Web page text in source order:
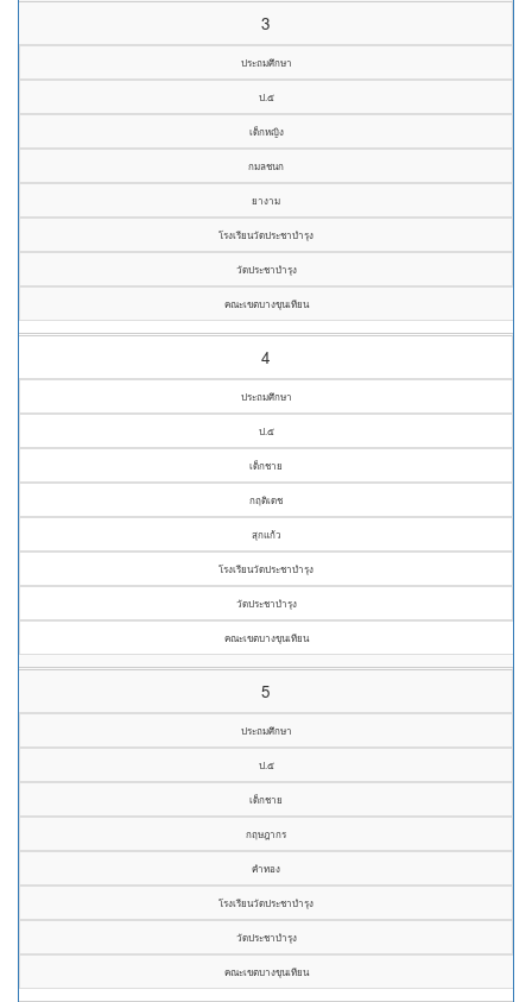
3
ประถมศึกษา
ป.๕
เด็กหญิง
กมลชนก
ยางาม
โรงเรียนวัดประชาบำรุง
วัดประชาบำรุง
คณะเขตบางขุนเทียน
4
ประถมศึกษา
ป.๕
เด็กชาย
กฤติเดช
สุกแก้ว
โรงเรียนวัดประชาบำรุง
วัดประชาบำรุง
คณะเขตบางขุนเทียน
5
ประถมศึกษา
ป.๕
เด็กชาย
กฤษฎากร
คำทอง
โรงเรียนวัดประชาบำรุง
วัดประชาบำรุง
คณะเขตบางขุนเทียน